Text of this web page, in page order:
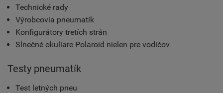
Technické rady
Výrobcovia pneumatík
Konfigurátory tretích strán
Slnečné okuliare Polaroid nielen pre vodičov
Testy pneumatík
Test letných pneu